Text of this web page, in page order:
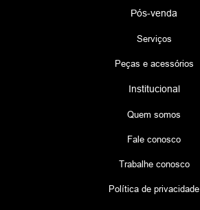
Pós-venda
Serviços
Peças e acessórios
Institucional
Quem somos
Fale conosco
Trabalhe conosco
Política de privacidade